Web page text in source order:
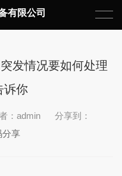
有限公司
发情况要如何处理
诉你
：admin
分享到：
分享